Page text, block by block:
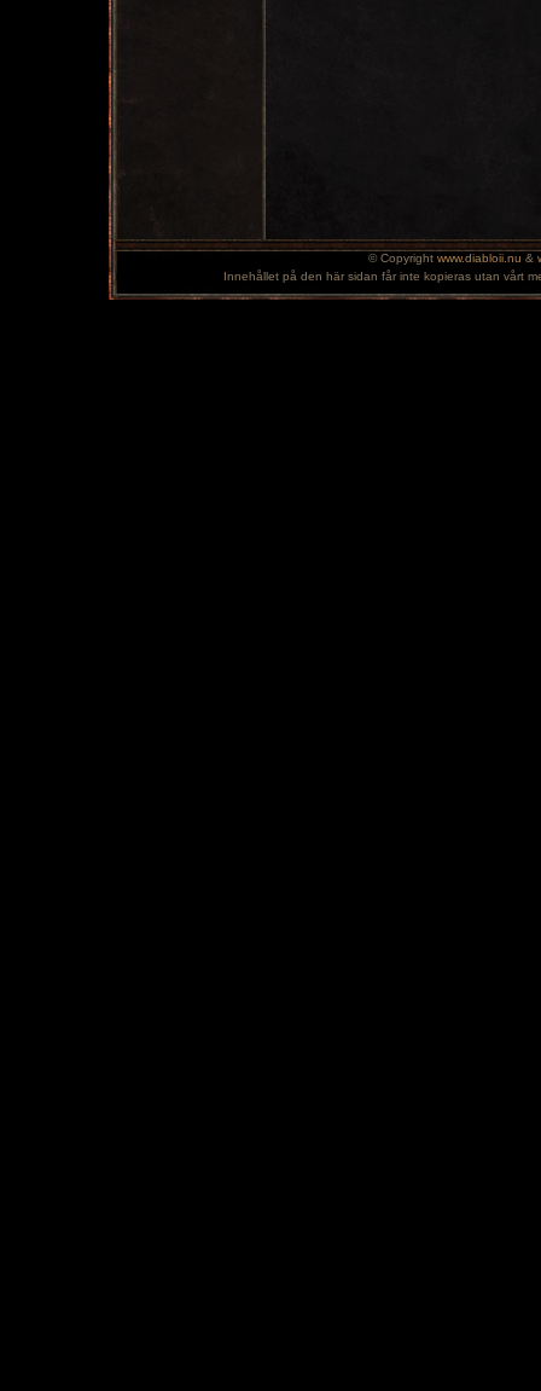
© Copyright www.diabloii.nu &
Innehållet på den här sidan får inte kopieras utan vårt